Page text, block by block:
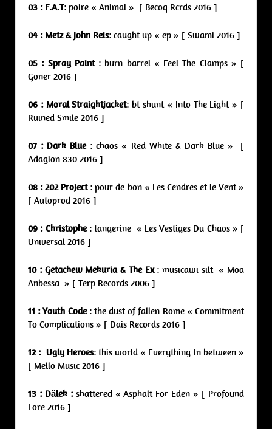
03 : F.A.T: poire « Animal » [ Becoq Rcrds 2016 ]
04 : Metz & John Reis: caught up « ep » [ Swami 2016 ]
05 : Spray Paint: burn barrel « Feel The Clamps » [
Goner 2016 ]
06 : Moral Straightjacket: bt shunt « Into The Light » [
Ruined Smile 2016 ]
07 : Dark Blue : chaos « Red White & Dark Blue » [
Adagion 830 2016 ]
08 : 202 Project: pour de bon « Les Cendres et le Vent »
[ Autoprod 2016 ]
09 :Christophe: tangerine « Les Vestiges Du Chaos » [
Universal 2016 ]
10 : Getachew Mekuria & The Ex: musicawi silt « Moa
Anbessa » [ Terp Records 2006 ]
11 : Youth Code: the dust of fallen Rome « Commitment
To Complications » [ Dais Records 2016 ]
12 : Ugly Heroes: this world « Everything In between »
[ Mello Music 2016 ]
13 : Dälek : shattered « Asphalt For Eden » [ Profound
Lore 2016 ]